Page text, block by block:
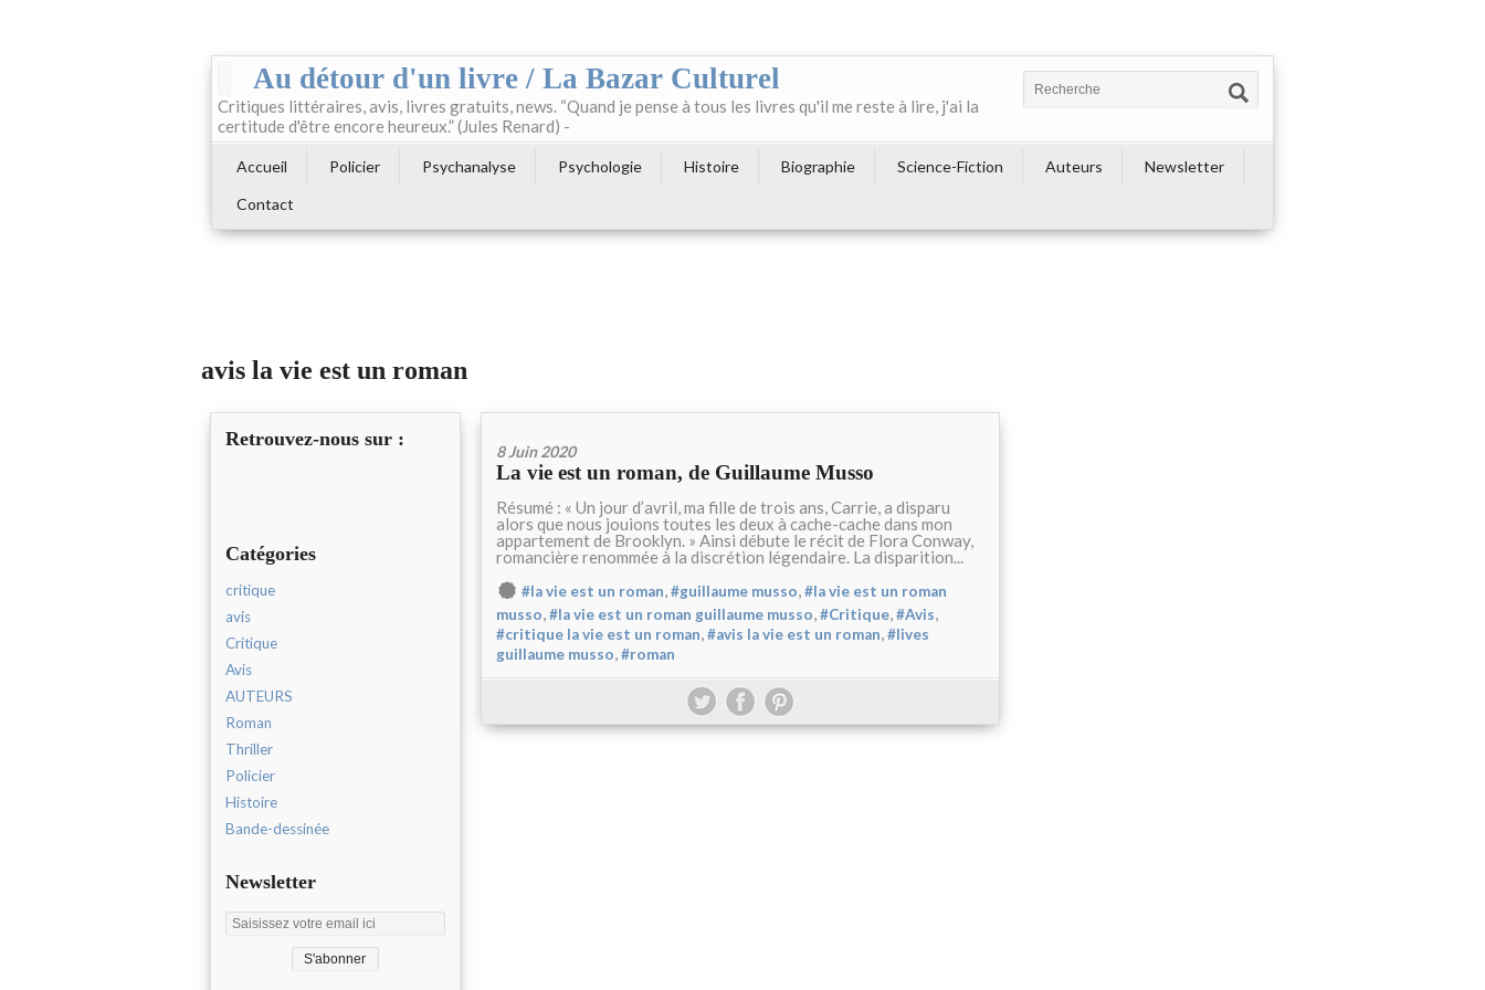
Au détour d'un livre / La Bazar Culturel
Critiques littéraires, avis, livres gratuits, news. “Quand je pense à tous les livres qu'il me reste à lire, j'ai la
certitude d'être encore heureux.” (Jules Renard) -
Accueil Policier Psychanalyse Psychologie Histoire Biographie Science-Fiction Auteurs
Newsletter
Contact
avis la vie est un roman
Retrouvez-nous sur :
Catégories
critique
avis
Critique
Avis
AUTEURS
Roman
Thriller
Policier
Histoire
Bande-dessinée
Newsletter
8 Juin 2020
La vie est un roman, de Guillaume Musso
Résumé : « Un jour d’avril, ma fille de trois ans, Carrie, a disparu
alors que nous jouions toutes les deux à cache-cache dans mon
appartement de Brooklyn. » Ainsi débute le récit de Flora Conway,
romancière renommée à la discrétion légendaire. La disparition...
#la vie est un roman,#guillaume musso,#la vie est un roman
musso,#la vie est un roman guillaume musso,#Critique,#Avis,
#critique la vie est un roman,#avis la vie est un roman,#lives
guillaume musso,#roman